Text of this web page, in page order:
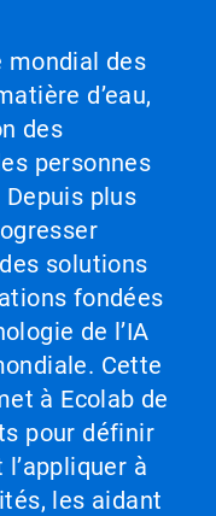
mondial des
d’eau,
des
personnes
plus
solutions
fondées
de l’IA
Cette
à Ecolab de
pour définir
à
les aidant